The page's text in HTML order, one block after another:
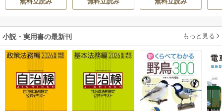
伝～
小説・実用書の最新刊 もっと見る